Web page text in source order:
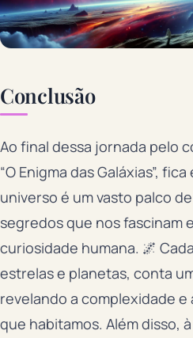
Conclusão
Ao final dessa jornada pelo
“O Enigma das Galáxias”,
universo é um vasto palco
segredos que nos fascinam
curiosidade humana. 🌌
estrelas e planetas, conta
revelando a complexidade e
que habitamos. Além disso,